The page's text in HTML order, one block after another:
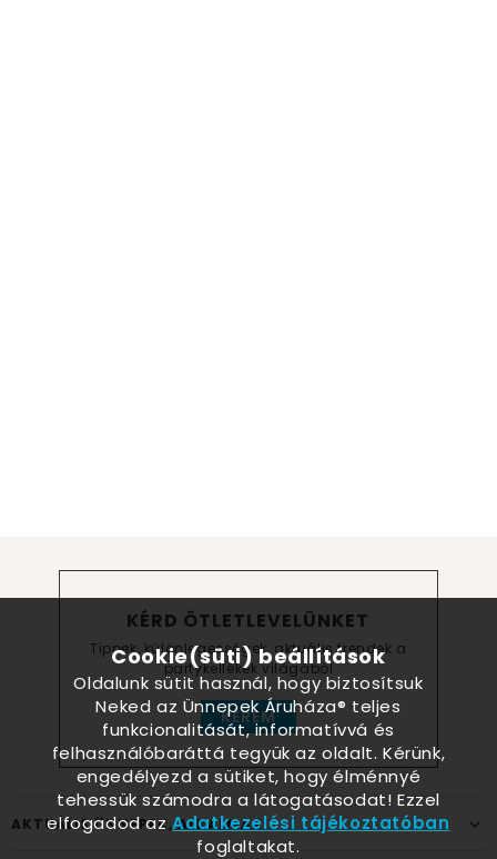
KÉRD ÖTLETLEVELÜNKET
Tippek, különlegességek, aktuális trendek a
partykellékek világából
KÉREM
AKTUÁLIS ÜNNEPEK, ALKALMAK
Cookie(süti) beállítások
Oldalunk sütit használ, hogy biztosítsuk
Neked az Ünnepek Áruháza® teljes
funkcionalitását, informatívvá és
felhasználóbaráttá tegyük az oldalt. Kérünk,
engedélyezd a sütiket, hogy élménnyé
tehessük számodra a látogatásodat! Ezzel
elfogadod azAdatkezelési tájékoztatóban
foglaltakat.